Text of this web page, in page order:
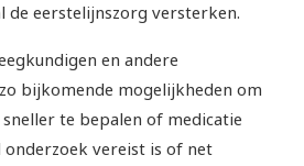
de eerstelijnszorg versterken.
en andere
bijkomende mogelijkheden om
te bepalen of medicatie
vereist is of net